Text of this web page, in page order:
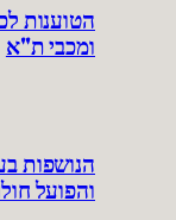
הטוענות
ומכבי ת"א
הנושפות
והפועל